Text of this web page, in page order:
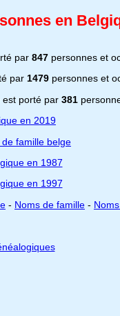
en
par 847personnes et
par 1479 personnes et
est porté par 381
en 2019
famille belge
en 1987
en 1997
- Noms de famille -